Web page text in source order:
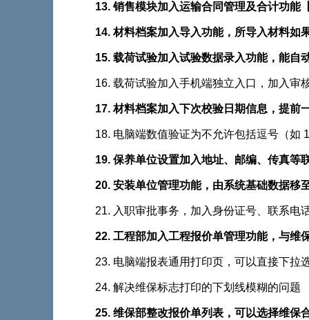
13. 销售模块加入运输合同管理及合计功能
14. 材料档案加入导入功能，所导入材料如果
15. 载荷试验加入试验数据录入功能，能
16. 载荷试验加入手机端独立入口，加入审核
17. 材料档案加入下次校验日期信息，提
18. 电脑端数值验证为不允许包括逗号（如
19. 保养单位设置加入地址、邮编、传真
20. 安装单位管理功能，由系统基础数据
21. 入职审批事务，加入身份证号、联系
22. 工程部加入工程报价单管理功能，与维
23. 电脑端报表通用打印页，可以直接下
24. 解决维保标志打印的下划线模糊的问题
25. 维保部整改报价单列表，可以选择维保